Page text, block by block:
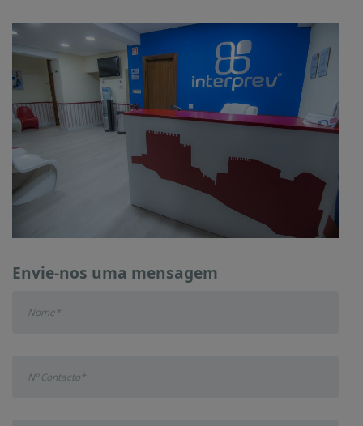
Envie-nos uma mensagem